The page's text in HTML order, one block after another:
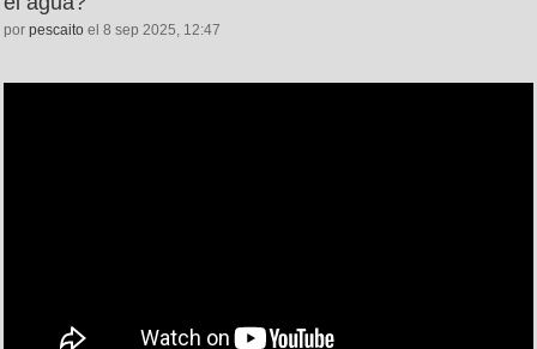
por pescaito el 8 sep 2025, 12:47